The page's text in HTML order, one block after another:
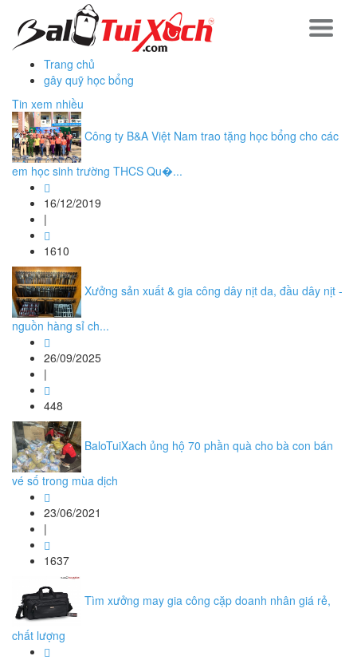
Trang chủ
gây quỹ học bổng
Tin xem nhiều
Công ty B&A Việt Nam trao tặng học bổng cho các
em học sinh trường THCS Qu�...
16/12/2019
|
1610
Xưởng sản xuất & gia công dây nịt da, đầu dây nịt -
nguồn hàng sỉ ch...
26/09/2025
|
448
BaloTuiXach ủng hộ 70 phần quà cho bà con bán
vé số trong mùa dịch
23/06/2021
|
1637
Tìm xưởng may gia công cặp doanh nhân giá rẻ,
chất lượng